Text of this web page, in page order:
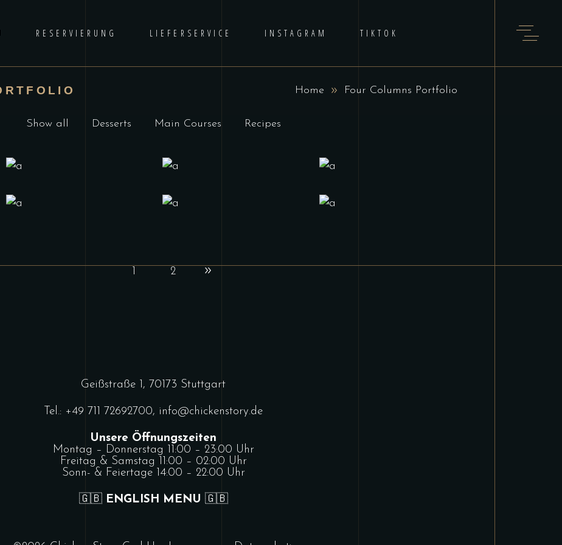
RESERVIERUNG LIEFERSERVICE INSTAGRAM TIKTOK
Home Four Columns Portfolio
Show all Desserts Main Courses Recipes
2
Geißstraße 1, 70173 Stuttgart
Tel.: +49 711 72692700, info@chickenstory.de
Unsere Öffnungszeiten
Montag – Donnerstag 11:00 – 23:00 Uhr
Freitag & Samstag 11:00 – 02:00 Uhr
Sonn- & Feiertage 14:00 – 22:00 Uhr
🇬🇧 ENGLISH MENU 🇬🇧